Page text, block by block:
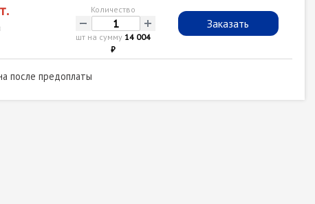
Количество
- +
шт на сумму 14 004
₽
Заказать
после предоплаты